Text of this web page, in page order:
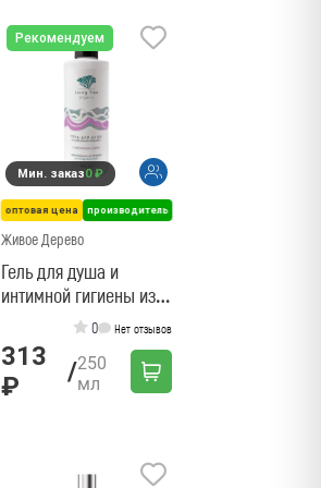
Рекомендуем
Мин. заказ0 ₽
оптовая цена производитель
Живое Дерево
Гель для душа и
интимной гигиены из
исландского мха с
ароматом сирени
0 Нет отзывов
313
₽
/250
мл